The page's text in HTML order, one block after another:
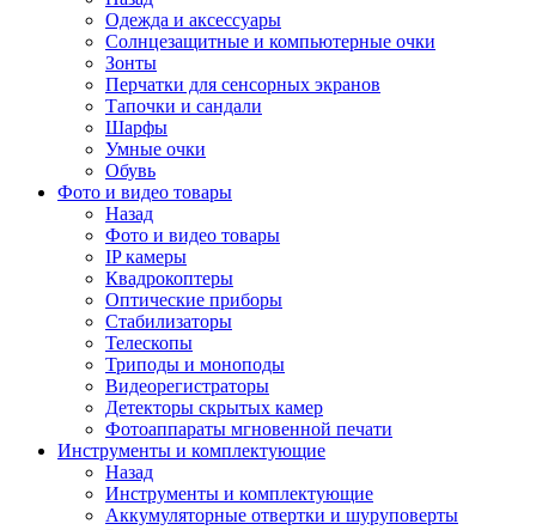
Одежда и аксессуары
Солнцезащитные и компьютерные очки
Зонты
Перчатки для сенсорных экранов
Тапочки и сандали
Шарфы
Умные очки
Обувь
Фото и видео товары
Назад
Фото и видео товары
IP камеры
Квадрокоптеры
Оптические приборы
Стабилизаторы
Телескопы
Триподы и моноподы
Видеорегистраторы
Детекторы скрытых камер
Фотоаппараты мгновенной печати
Инструменты и комплектующие
Назад
Инструменты и комплектующие
Аккумуляторные отвертки и шуруповерты